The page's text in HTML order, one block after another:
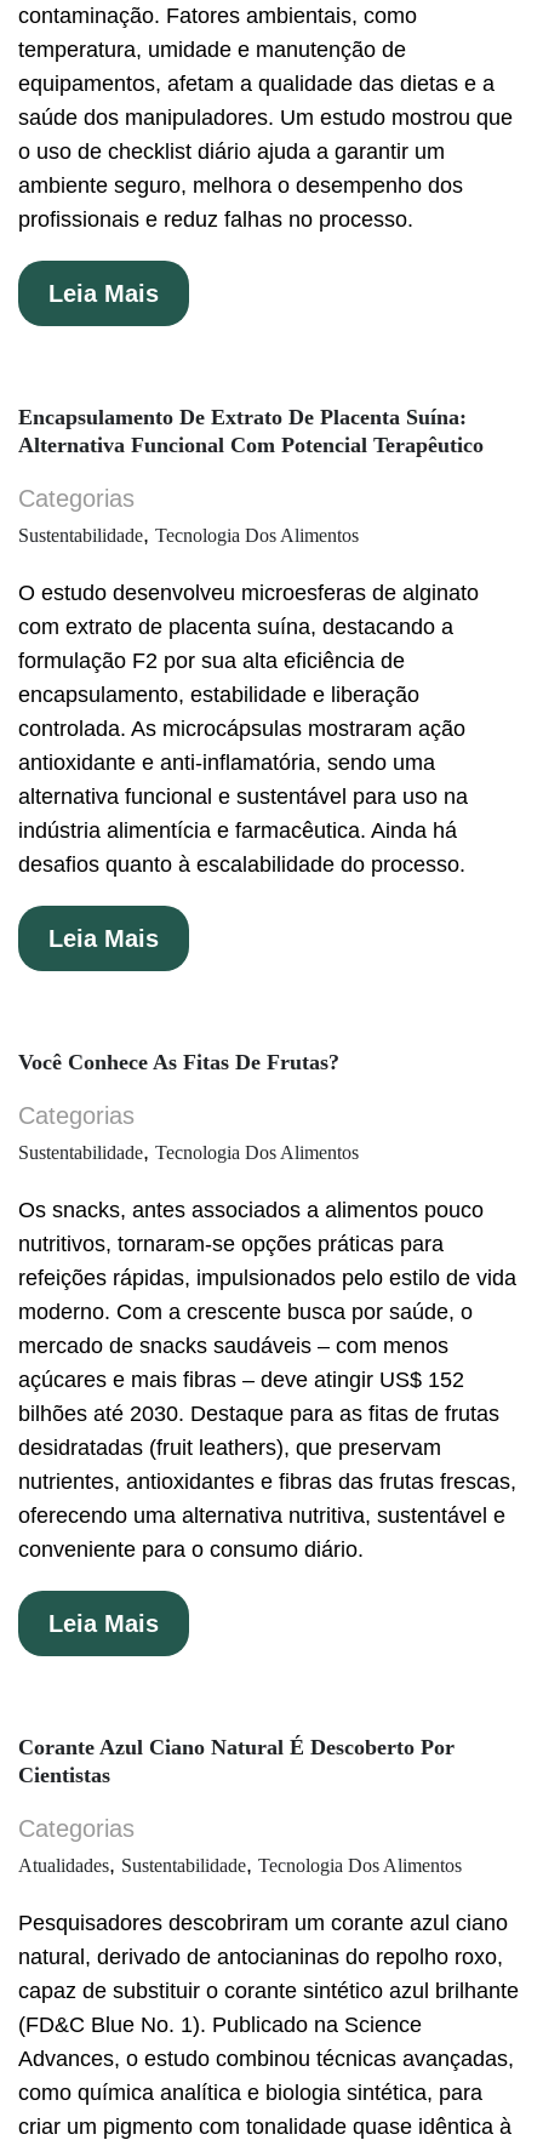
contaminação. Fatores ambientais, como
temperatura, umidade e manutenção de
equipamentos, afetam a qualidade das dietas e a
saúde dos manipuladores. Um estudo mostrou que
o uso de checklist diário ajuda a garantir um
ambiente seguro, melhora o desempenho dos
profissionais e reduz falhas no processo.
Leia Mais
Encapsulamento De Extrato De Placenta Suína:
Alternativa Funcional Com Potencial Terapêutico
Categorias
Sustentabilidade, Tecnologia Dos Alimentos
O estudo desenvolveu microesferas de alginato
com extrato de placenta suína, destacando a
formulação F2 por sua alta eficiência de
encapsulamento, estabilidade e liberação
controlada. As microcápsulas mostraram ação
antioxidante e anti-inflamatória, sendo uma
alternativa funcional e sustentável para uso na
indústria alimentícia e farmacêutica. Ainda há
desafios quanto à escalabilidade do processo.
Leia Mais
Você Conhece As Fitas De Frutas?
Categorias
Sustentabilidade, Tecnologia Dos Alimentos
Os snacks, antes associados a alimentos pouco
nutritivos, tornaram-se opções práticas para
refeições rápidas, impulsionados pelo estilo de vida
moderno. Com a crescente busca por saúde, o
mercado de snacks saudáveis – com menos
açúcares e mais fibras – deve atingir US$ 152
bilhões até 2030. Destaque para as fitas de frutas
desidratadas (fruit leathers), que preservam
nutrientes, antioxidantes e fibras das frutas frescas,
oferecendo uma alternativa nutritiva, sustentável e
conveniente para o consumo diário.
Leia Mais
Corante Azul Ciano Natural É Descoberto Por
Cientistas
Categorias
Atualidades, Sustentabilidade, Tecnologia Dos Alimentos
Pesquisadores descobriram um corante azul ciano
natural, derivado de antocianinas do repolho roxo,
capaz de substituir o corante sintético azul brilhante
(FD&C Blue No. 1). Publicado na Science
Advances, o estudo combinou técnicas avançadas,
como química analítica e biologia sintética, para
criar um pigmento com tonalidade quase idêntica à